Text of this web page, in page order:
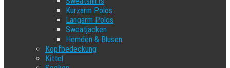
Kurzarm Polos
Langarm Polos
Sweatjacken
Hemden & Blusen
Kopfbedeckung
Kittel